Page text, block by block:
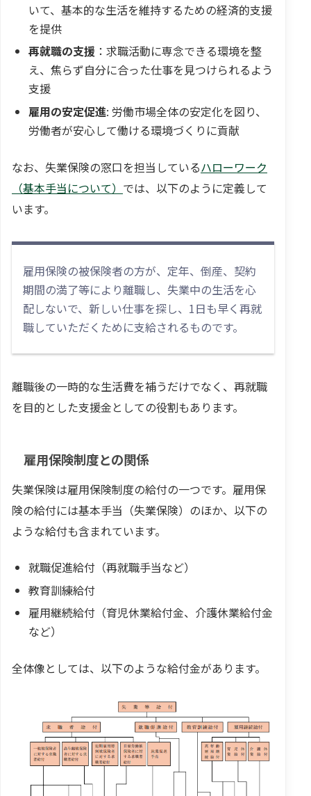
いて、基本的な生活を維持するための経済的支援
を提供
再就職の支援 ：求職活動に専念できる環境を整
え、焦らず自分に合った仕事を見つけられるよう
支援
雇用の安定促進: 労働市場全体の安定化を図り、
労働者が安心して働ける環境づくりに貢献
なお、失業保険の窓口を担当しているハローワーク
（基本手当について） では、以下のように定義して
います。
雇用保険の被保険者の方が、定年、倒産、契約
期間の満了等により離職し、失業中の生活を心
配しないで、新しい仕事を探し、1日も早く再就
職していただくために支給されるものです。
離職後の一時的な生活費を補うだけでなく、再就職
を目的とした支援金としての役割もあります。
雇用保険制度との関係
失業保険は雇用保険制度の給付の一つです。雇用保
険の給付には基本手当（失業保険）のほか、以下の
ような給付も含まれています。
就職促進給付（再就職手当など）
教育訓練給付
雇用継続給付（育児休業給付金、介護休業給付金
など）
全体像としては、以下のような給付金があります。